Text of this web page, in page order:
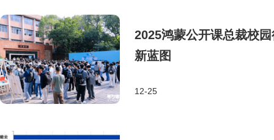
2025鸿蒙公开课总裁校
新蓝图
12-25